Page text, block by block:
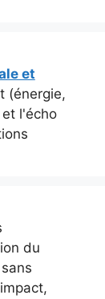
et
(énergie,
l'écho
du